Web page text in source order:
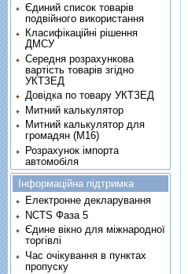
Єдиний список товарів
подвійного використання
Класифікаційні рішення
ДМСУ
Середня розрахункова
вартість товарів згідно
УКТЗЕД
Довідка по товару УКТЗЕД
Митний калькулятор
Митний калькулятор для
громадян (М16)
Розрахунок імпорта
автомобіля
Інформаційна підтримка
Електронне декларування
NCTS Фаза 5
Єдине вікно для міжнародної
торгівлі
Час очікування в пунктах
пропуску